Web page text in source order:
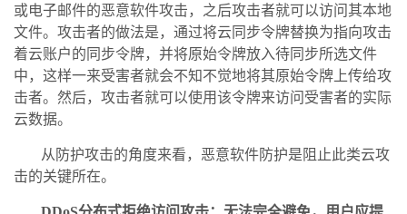
或电子邮件的恶意软件攻击，之后攻击者就可以访问其本地
文件。攻击者的做法是，通过将云同步令牌替换为指向攻击
着云账户的同步令牌，并将原始令牌放入待同步所选文件
中，这样一来受害者就会不知不觉地将其原始令牌上传给攻
击者。然后，攻击者就可以使用该令牌来访问受害者的实际
云数据。
从防护攻击的角度来看，恶意软件防护是阻止此类云攻
击的关键所在。